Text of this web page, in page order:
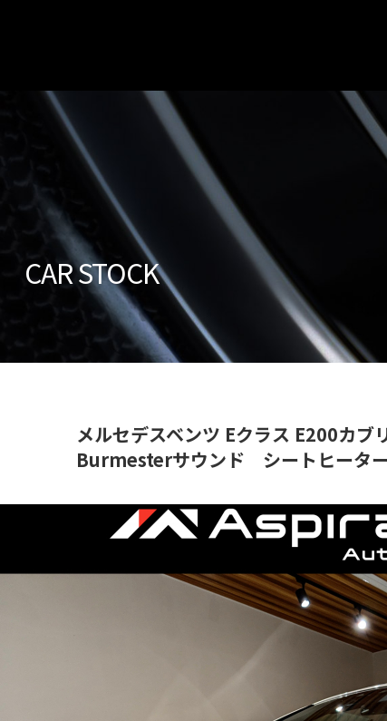
販売車両 / car stock
店舗情報 / shop info
CAR STOCK
メルセデスベンツ Eクラス E200カ
Burmesterサウンド シートヒータ